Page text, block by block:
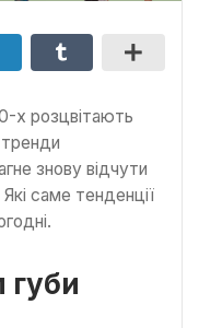
х розцвітають
тренди
знову відчути
саме тенденції
губи